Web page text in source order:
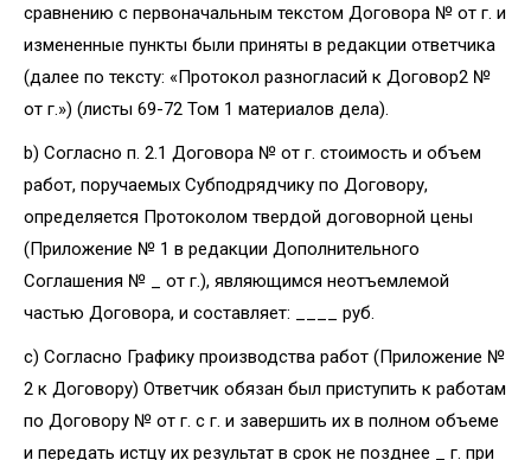
сравнению с первоначальным текстом Договора № от г. и
измененные пункты были приняты в редакции ответчика
(далее по тексту: «Протокол разногласий к Договор2 №
от г.») (листы 69-72 Том 1 материалов дела).
b) Согласно п. 2.1 Договора № от г. стоимость и объем
работ, поручаемых Субподрядчику по Договору,
определяется Протоколом твердой договорной цены
(Приложение № 1 в редакции Дополнительного
Соглашения № _ от г.), являющимся неотъемлемой
частью Договора, и составляет: ____ руб.
c) Согласно Графику производства работ (Приложение №
2 к Договору) Ответчик обязан был приступить к работам
по Договору № от г. с г. и завершить их в полном объеме
и передать истцу их результат в срок не позднее _ г. при